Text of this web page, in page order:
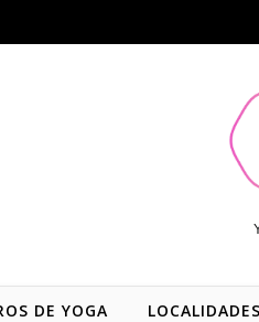
DE YOGA LOCALIDADES